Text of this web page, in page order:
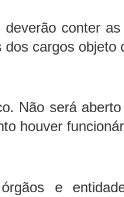
conter
dos cargos objeto
Não será
houver
e